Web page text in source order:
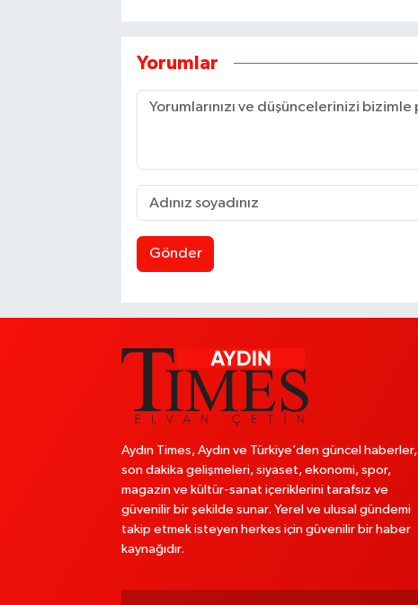
Yorumlar
Gönder
Aydın Times, Aydın ve Türkiye’den güncel haberler,
son dakika gelişmeleri, siyaset, ekonomi, spor,
magazin ve kültür-sanat içeriklerini tarafsız ve
güvenilir bir şekilde sunar. Yerel ve ulusal gündemi
takip etmek isteyen herkes için güvenilir bir haber
kaynağıdır.